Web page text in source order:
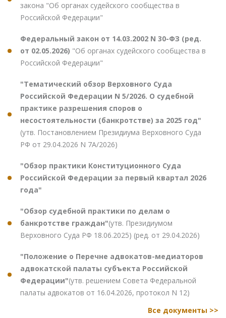
закона "Об органах судейского сообщества в
Российской Федерации"
Федеральный закон от 14.03.2002 N 30-ФЗ (ред.
от 02.05.2026) "Об органах судейского сообщества в
Российской Федерации"
"Тематический обзор Верховного Суда
Российской Федерации N 5/2026. О судебной
практике разрешения споров о
несостоятельности (банкротстве) за 2025 год"
(утв. Постановлением Президиума Верховного Суда
РФ от 29.04.2026 N 7А/2026)
"Обзор практики Конституционного Суда
Российской Федерации за первый квартал 2026
года"
"Обзор судебной практики по делам о
банкротстве граждан"(утв. Президиумом
Верховного Суда РФ 18.06.2025) (ред. от 29.04.2026)
"Положение о Перечне адвокатов-медиаторов
адвокатской палаты субъекта Российской
Федерации"(утв. решением Совета Федеральной
палаты адвокатов от 16.04.2026, протокол N 12)
Все документы >>